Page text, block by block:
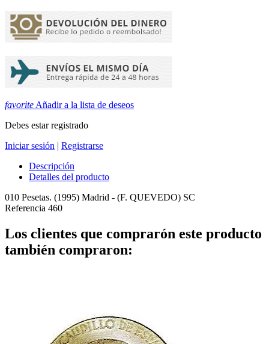
favorite Añadir a la lista de deseos
Debes estar registrado
Iniciar sesión | Registrarse
Descripción
Detalles del producto
010 Pesetas. (1995) Madrid - (F. QUEVEDO) SC
Referencia 460
Los clientes que comprarón este producto
también compraron: